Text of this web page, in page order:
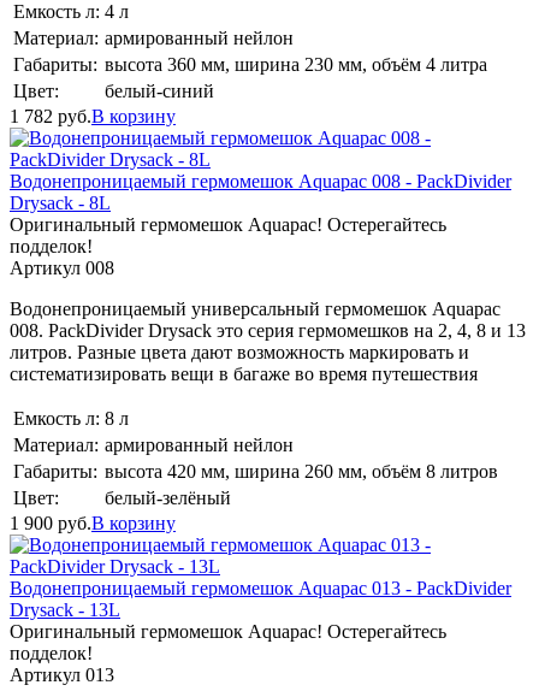
Емкость л: 4 л
Материал: армированный нейлон
Габариты: высота 360 мм, ширина 230 мм, объём 4 литра
Цвет:
белый-синий
1 782 руб.В корзину
Водонепроницаемый гермомешок Aquapac 008 - PackDivider
Drysack - 8L
Оригинальный гермомешок Aquapac! Остерегайтесь
подделок!
Артикул 008
Водонепроницаемый универсальный гермомешок Aquapac
008. PackDivider Drysack это серия гермомешков на 2, 4, 8 и 13
литров. Разные цвета дают возможность маркировать и
систематизировать вещи в багаже во время путешествия
Емкость л: 8 л
Материал: армированный нейлон
Габариты: высота 420 мм, ширина 260 мм, объём 8 литров
Цвет:
белый-зелёный
1 900 руб.В корзину
Водонепроницаемый гермомешок Aquapac 013 - PackDivider
Drysack - 13L
Оригинальный гермомешок Aquapac! Остерегайтесь
подделок!
Артикул 013